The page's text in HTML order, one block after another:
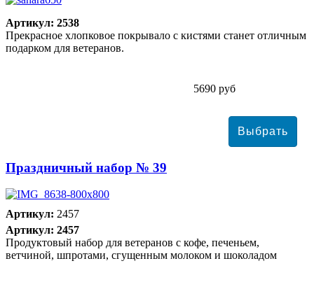
Артикул: 2538
Прекрасное хлопковое покрывало с кистями станет отличным
подарком для ветеранов.
5690 руб
Праздничный набор № 39
Артикул: 2457
Артикул: 2457
Продуктовый набор для ветеранов с кофе, печеньем,
ветчиной, шпротами, сгущенным молоком и шоколадом